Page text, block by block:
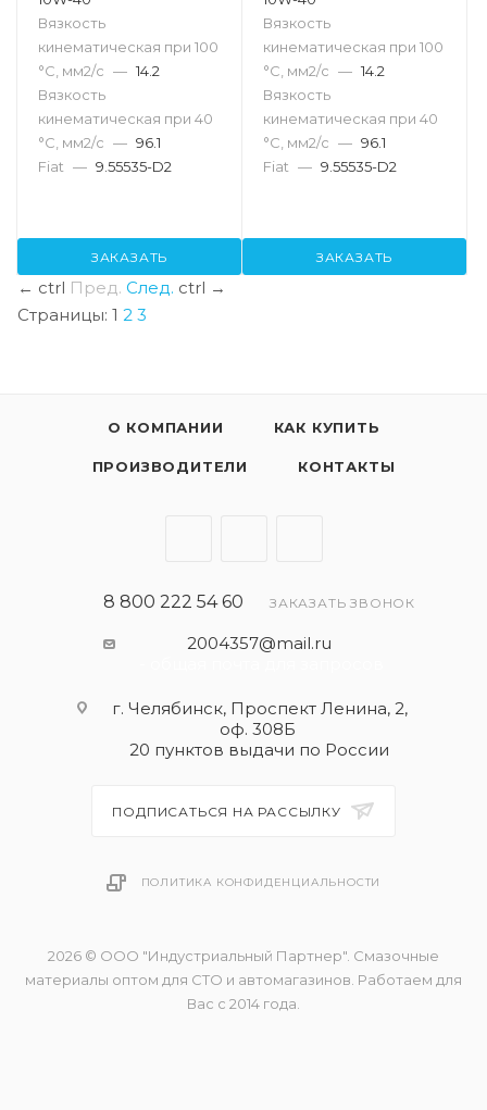
Вязкость
кинематическая при 100
°С, мм2/с — 14.2
Вязкость
кинематическая при 40
°С, мм2/с — 96.1
Fiat — 9.55535-D2
ЗАКАЗАТЬ
Вязкость
кинематическая при 100
°С, мм2/с — 14.2
Вязкость
кинематическая при 40
°С, мм2/с — 96.1
Fiat — 9.55535-D2
ЗАКАЗАТЬ
← ctrl Пред. След. ctrl →
Страницы: 1 2 3
О КОМПАНИИ КАК КУПИТЬ
ПРОИЗВОДИТЕЛИ КОНТАКТЫ
8 800 222 54 60 ЗАКАЗАТЬ ЗВОНОК
2004357@mail.ru
г. Челябинск, Проспект Ленина, 2,
оф. 308Б
20 пунктов выдачи по России
ПОДПИСАТЬСЯ НА РАССЫЛКУ
ПОЛИТИКА КОНФИДЕНЦИАЛЬНОСТИ
2026 © ООО "Индустриальный Партнер". Смазочные
материалы оптом для СТО и автомагазинов. Работаем для
Вас с 2014 года.